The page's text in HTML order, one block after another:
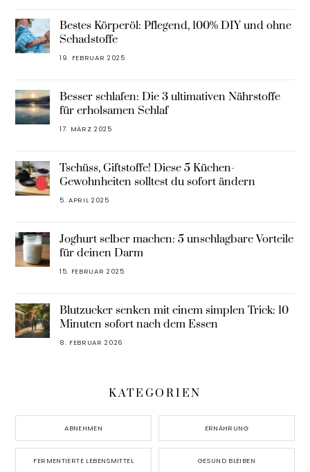
Bestes Körperöl: Pflegend, 100% DIY und ohne
Schadstoffe
19. FEBRUAR 2025
Besser schlafen: Die 3 ultimativen Nährstoffe
für erholsamen Schlaf
17. MÄRZ 2025
Tschüss, Giftstoffe! Diese 5 Küchen-
Gewohnheiten solltest du sofort ändern
5. APRIL 2025
Joghurt selber machen: 5 unschlagbare Vorteile
für deinen Darm
15. FEBRUAR 2025
Blutzucker senken mit einem simplen Trick: 10
Minuten sofort nach dem Essen
8. FEBRUAR 2026
KATEGORIEN
ABNEHMEN ERNÄHRUNG
FERMENTIERTE LEBENSMITTEL GESUND BLEIBEN